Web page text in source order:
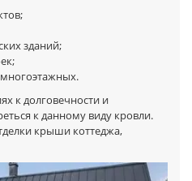
зданий;
к долговечности и
к данному виду кровли.
крыши коттеджа,